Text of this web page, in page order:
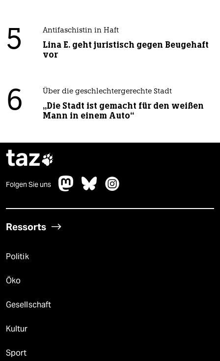
5 Antifaschistin in Haft
Lina E. geht juristisch gegen Beugehaft
vor
6 Über die geschlechtergerechte Stadt
„Die Stadt ist gemacht für den weißen
Mann in einem Auto“
taz
Folgen Sie uns
Ressorts
Politik
Öko
Gesellschaft
Kultur
Sport